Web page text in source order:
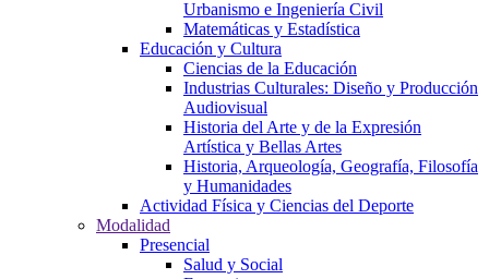
Urbanismo e Ingeniería Civil
Matemáticas y Estadística
Educación y Cultura
Ciencias de la Educación
Industrias Culturales: Diseño y Producción
Audiovisual
Historia del Arte y de la Expresión
Artística y Bellas Artes
Historia, Arqueología, Geografía, Filosofía
y Humanidades
Actividad Física y Ciencias del Deporte
Modalidad
Presencial
Salud y Social